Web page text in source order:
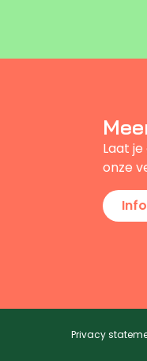
Laat
onze
Privacy